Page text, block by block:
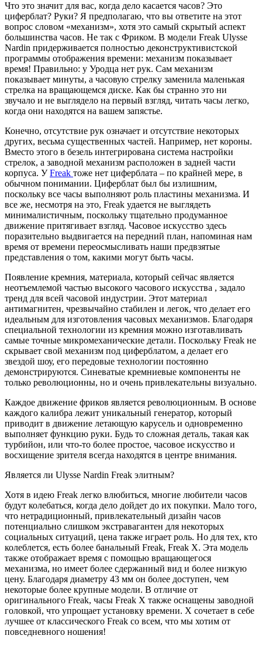
Что это значит для вас, когда дело касается часов? Это
циферблат? Руки? Я предполагаю, что вы ответите на этот
вопрос словом «механизм», хотя это самый скрытый аспект
большинства часов. Не так с Фриком. В модели Freak Ulysse
Nardin придерживается полностью деконструктивистской
программы отображения времени: механизм показывает
время! Правильно: у Уродца нет рук. Сам механизм
показывает минуты, а часовую стрелку заменила маленькая
стрелка на вращающемся диске. Как бы странно это ни
звучало и не выглядело на первый взгляд, читать часы легко,
когда они находятся на вашем запястье.
Конечно, отсутствие рук означает и отсутствие некоторых
других, весьма существенных частей. Например, нет короны.
Вместо этого в безель интегрирована система настройки
стрелок, а заводной механизм расположен в задней части
корпуса. УFreak тоже нет циферблата – по крайней мере, в
обычном понимании. Циферблат был бы излишним,
поскольку все часы выполняют роль пластины механизма. И
все же, несмотря на это, Freak удается не выглядеть
минималистичным, поскольку тщательно продуманное
движение притягивает взгляд. Часовое искусство здесь
поразительно выдвигается на передний план, напоминая нам
время от времени переосмысливать наши предвзятые
представления о том, какими могут быть часы.
Появление кремния, материала, который сейчас является
неотъемлемой частью высокого часового искусства , задало
тренд для всей часовой индустрии. Этот материал
антимагнитен, чрезвычайно стабилен и легок, что делает его
идеальным для изготовления часовых механизмов. Благодаря
специальной технологии из кремния можно изготавливать
самые точные микромеханические детали. Поскольку Freak не
скрывает свой механизм под циферблатом, а делает его
звездой шоу, его передовые технологии постоянно
демонстрируются. Синеватые кремниевые компоненты не
только революционны, но и очень привлекательны визуально.
Каждое движение фриков является революционным. В основе
каждого калибра лежит уникальный генератор, который
приводит в движение летающую карусель и одновременно
выполняет функцию руки. Будь то сложная деталь, такая как
турбийон, или что-то более простое, часовое искусство и
восхищение зрителя всегда находятся в центре внимания.
Является ли Ulysse Nardin Freak элитным?
Хотя в идею Freak легко влюбиться, многие любители часов
будут колебаться, когда дело дойдет до их покупки. Мало того,
что нетрадиционный, привлекательный дизайн часов
потенциально слишком экстравагантен для некоторых
социальных ситуаций, цена также играет роль. Но для тех, кто
колеблется, есть более банальный Freak, Freak X. Эта модель
также отображает время с помощью вращающегося
механизма, но имеет более сдержанный вид и более низкую
цену. Благодаря диаметру 43 мм он более доступен, чем
некоторые более крупные модели. В отличие от
оригинального Freak, часы Freak X также оснащены заводной
головкой, что упрощает установку времени. X сочетает в себе
лучшее от классического Freak со всем, что мы хотим от
повседневного ношения!